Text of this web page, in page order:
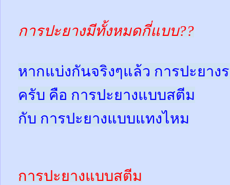
การปะยางมีทั้งหมดกี่แบบ??
หากแบ่งกันจริงๆแล้ว การปะยา
ครับ คือ การปะยางแบบสตีม
กับ การปะยางแบบแทงไหม
การปะยางแบบสตีม